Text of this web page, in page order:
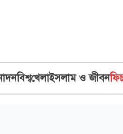
বিশ্বখেলাইসলাম ও জীবন